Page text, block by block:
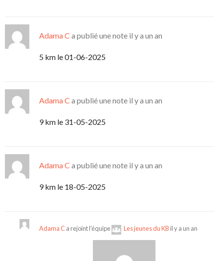
Adama C a publié une note il y a un an
5 km le 01-06-2025
Adama C a publié une note il y a un an
9 km le 31-05-2025
Adama C a publié une note il y a un an
9 km le 18-05-2025
Adama Ca rejoint l'équipe Les jeunes du KBil y a un an